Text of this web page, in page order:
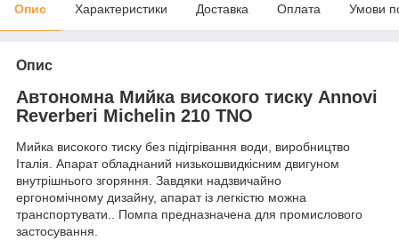
Опис Характеристики Доставка Оплата Умови
Опис
Автономна Мийка високого тиску Annovi
Reverberi Michelin 210 TNO
Мийка високого тиску без підігрівання води, виробництво
Італія. Апарат обладнаний низькошвидкісним двигуном
внутрішнього згоряння. Завдяки надзвичайно
ергономічному дизайну, апарат із легкістю можна
транспортувати.. Помпа предназначена для промислового
застосування.